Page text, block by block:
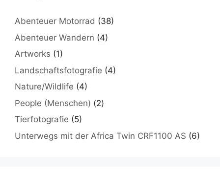
Abenteuer Motorrad (38)
Abenteuer Wandern (4)
Artworks (1)
Landschaftsfotografie (4)
Nature/Wildlife (4)
People (Menschen) (2)
Tierfotografie (5)
Unterwegs mit der Africa Twin CRF1100 AS (6)